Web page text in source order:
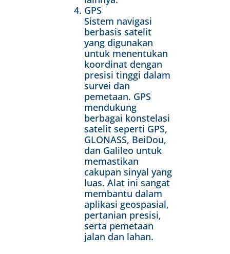
GPS
Sistem navigasi
berbasis satelit
yang digunakan
untuk menentukan
koordinat dengan
presisi tinggi dalam
survei dan
pemetaan. GPS
mendukung
berbagai konstelasi
satelit seperti GPS,
GLONASS, BeiDou,
dan Galileo untuk
memastikan
cakupan sinyal yang
luas. Alat ini sangat
membantu dalam
aplikasi geospasial,
pertanian presisi,
serta pemetaan
jalan dan lahan.